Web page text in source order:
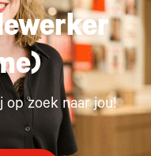
op zoek naar jou!